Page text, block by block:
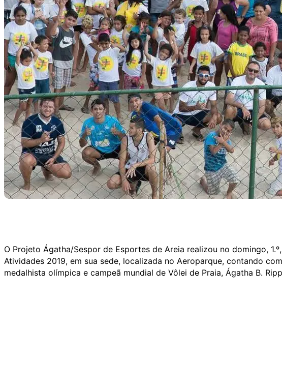
O Projeto Ágatha/Sespor de Esportes de Areia realizou no domingo,
Atividades 2019, em sua sede, localizada no Aeroparque, contando
medalhista olímpica e campeã mundial de Vôlei de Praia, Ágatha B.